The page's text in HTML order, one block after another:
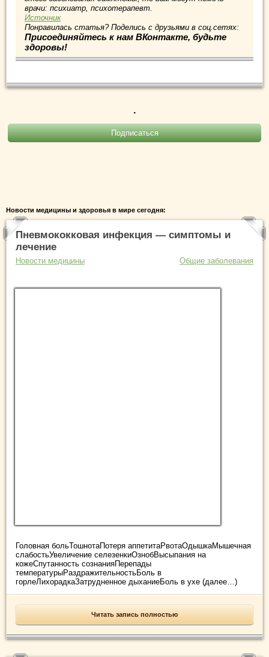
врачи: психиатр, психотерапевт.
Источник
Понравилась статья? Поделись с друзьями в соц.сетях:
Присоединяйтесь к нам ВКонтакте, будьте
здоровы!
.
Новости медицины и здоровья в мире сегодня:
Пневмококковая инфекция — симптомы и
лечение
Новости медицины Общие заболевания
Головная больТошнотаПотеря аппетитаРвотаОдышкаМышечная
слабостьУвеличение селезенкиОзнобВысыпания на
кожеСпутанность сознанияПерепады
температурыРаздражительностьБоль в
горлеЛихорадкаЗатрудненное дыханиеБоль в ухе (далее…)
Читать запись полностью